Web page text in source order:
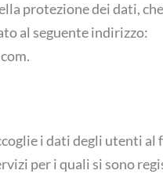
protezione dei dati,
al seguente indirizzo:
.
i dati degli utenti al
per i quali si sono